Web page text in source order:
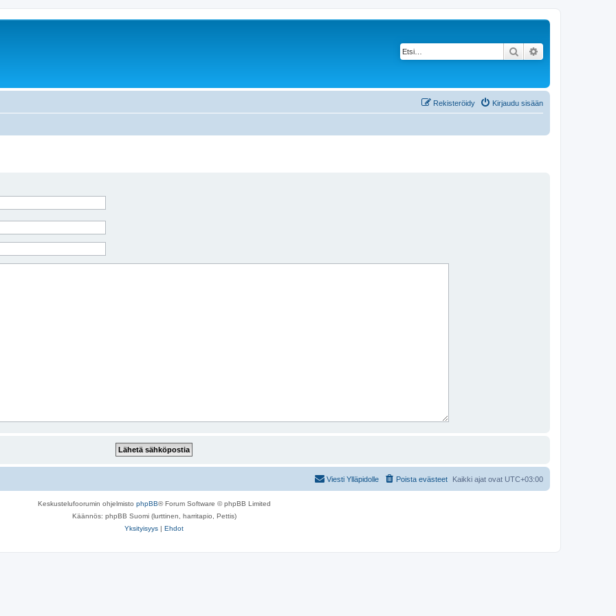
Etsi
Kirjaudu sisään
Rekisteröidy
Kaikki ajat ovat UTC+03:00
Poista evästeet
Viesti Ylläpidolle
Keskustelufoorumin ohjelmisto phpBB® Forum Software © phpBB Limited
Käännös: phpBB Suomi (lurttinen, harritapio, Pettis)
Yksityisyys | Ehdot